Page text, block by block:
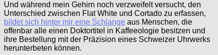
Und während mein Gehirn noch verzweifelt versucht, den
Unterschied zwischen Flat White und Cortado zu erfassen,
bildet sich hinter mir eine Schlange aus Menschen, die
offenbar alle einen Doktortitel in Kaffeeologie besitzen und
ihre Bestellung mit der Präzision eines Schweizer Uhrwerks
herunterbeten können.